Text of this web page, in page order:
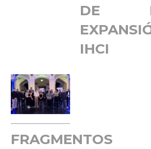
DE
IHCI
FRAGMENTOS